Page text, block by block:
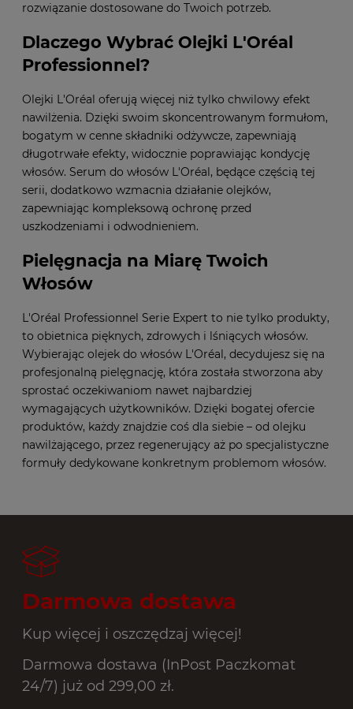
rozwiązanie dostosowane do Twoich potrzeb.
Dlaczego Wybrać Olejki L'Oréal
Professionnel?
Olejki L'Oréal oferują więcej niż tylko chwilowy efekt
nawilżenia. Dzięki swoim skoncentrowanym formułom,
bogatym w cenne składniki odżywcze, zapewniają
długotrwałe efekty, widocznie poprawiając kondycję
włosów. Serum do włosów L'Oréal, będące częścią tej
serii, dodatkowo wzmacnia działanie olejków,
zapewniając kompleksową ochronę przed
uszkodzeniami i odwodnieniem.
Pielęgnacja na Miarę Twoich
Włosów
L'Oréal Professionnel Serie Expert to nie tylko produkty,
to obietnica pięknych, zdrowych i lśniących włosów.
Wybierając olejek do włosów L'Oréal, decydujesz się na
profesjonalną pielęgnację, która została stworzona aby
sprostać oczekiwaniom nawet najbardziej
wymagających użytkowników. Dzięki bogatej ofercie
produktów, każdy znajdzie coś dla siebie – od olejku
nawilżającego, przez regenerujący aż po specjalistyczne
formuły dedykowane konkretnym problemom włosów.
Darmowa dostawa
Kup więcej i oszczędzaj więcej!
Darmowa dostawa (InPost Paczkomat
24/7) już od 299,00 zł.